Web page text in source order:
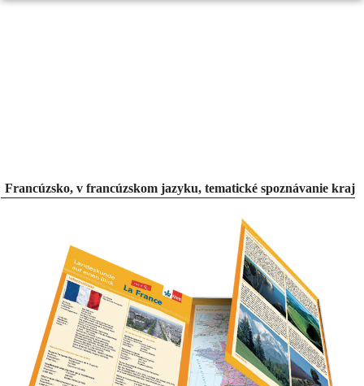
Francúzsko, v francúzskom jazyku, tematické spoznávanie